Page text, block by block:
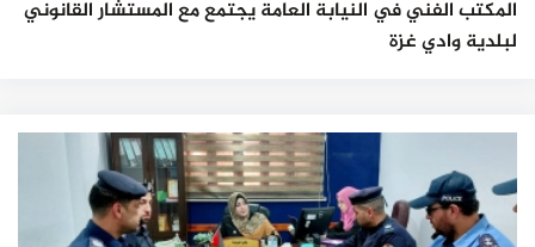
المكتب الفني في النيابة العامة يجتمع مع المستشار القانوني
لبلدية وادي غزة